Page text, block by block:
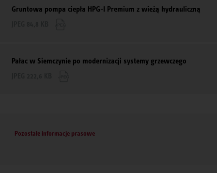
Gruntowa pompa ciepła HPG-I Premium z wieżą hydrauliczną
Pałac w Siemczynie po modernizacji systemy grzewczego
Pozostałe informacje prasowe